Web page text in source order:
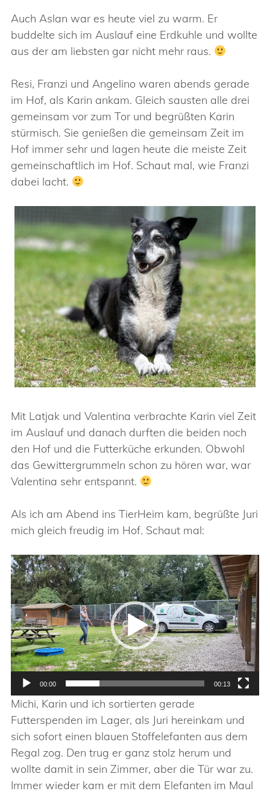
Auch Aslan war es heute viel zu warm. Er
buddelte sich im Auslauf eine Erdkuhle und wollte
aus der am liebsten gar nicht mehr raus.
Resi, Franzi und Angelino waren abends gerade
im Hof, als Karin ankam. Gleich sausten alle drei
gemeinsam vor zum Tor und begrüßten Karin
stürmisch. Sie genießen die gemeinsam Zeit im
Hof immer sehr und lagen heute die meiste Zeit
gemeinschaftlich im Hof. Schaut mal, wie Franzi
dabei lacht.
Mit Latjak und Valentina verbrachte Karin viel Zeit
im Auslauf und danach durften die beiden noch
den Hof und die Futterküche erkunden. Obwohl
das Gewittergrummeln schon zu hören war, war
Valentina sehr entspannt.
Als ich am Abend ins TierHeim kam, begrüßte Juri
mich gleich freudig im Hof. Schaut mal:
Video-
Player
00:00 00:13
Michi, Karin und ich sortierten gerade
Futterspenden im Lager, als Juri hereinkam und
sich sofort einen blauen Stoffelefanten aus dem
Regal zog. Den trug er ganz stolz herum und
wollte damit in sein Zimmer, aber die Tür war zu.
Immer wieder kam er mit dem Elefanten im Maul